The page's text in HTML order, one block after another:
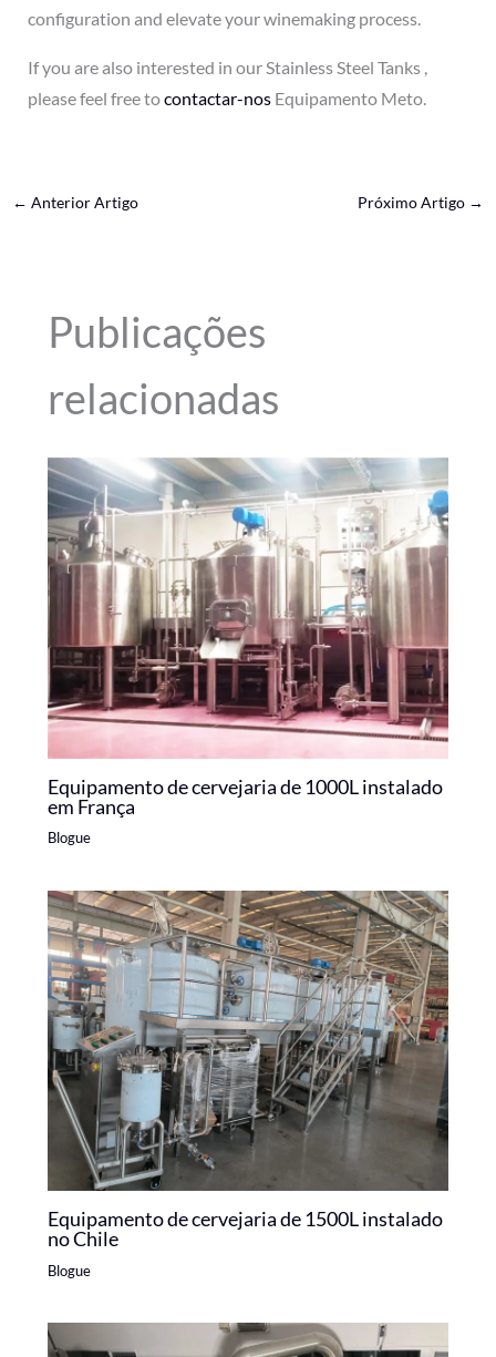
configuration and elevate your winemaking process.
If you are also interested in our Stainless Steel Tanks ,
please feel free tocontactar-nosEquipamento Meto.
← Anterior Artigo Próximo Artigo →
Publicações
relacionadas
Equipamento de cervejaria de 1000L instalado
em França
Blogue
Equipamento de cervejaria de 1500L instalado
no Chile
Blogue